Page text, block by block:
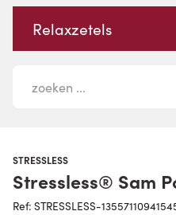
Relaxzetels
STRESSLESS
Stressless® Sam
Ref: STRESSLESS-